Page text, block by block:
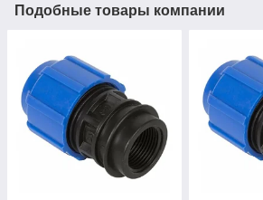
Подобные товары компании